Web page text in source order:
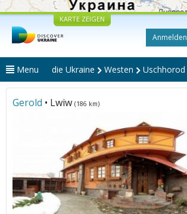
KARTE ZEIGEN
Anmelden
Menu die Ukraine Westen Uschhorod
Gerold • Lwiw (186 km)